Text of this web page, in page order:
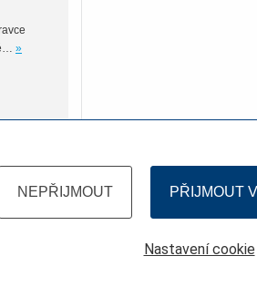
»
PŘIJMOUT
NEPŘIJMOUT
Nastavení cookie